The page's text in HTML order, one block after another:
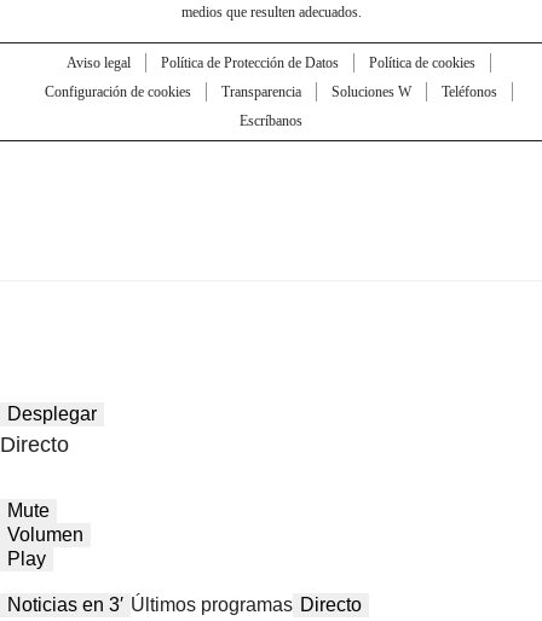
medios que resulten adecuados.
Aviso legal Política de Protección de Datos
Política de cookies
Configuración de cookies
Transparencia Soluciones W
Teléfonos
Escríbanos
Desplegar
Directo
Mute
Volumen
Play
Noticias en 3′ Últimos programas Directo